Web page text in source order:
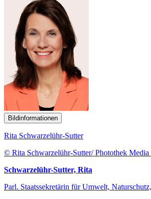
Bildinformationen
Rita Schwarzelühr-Sutter
© Rita Schwarzelühr-Sutter/ Photothek Media
Schwarzelühr-Sutter, Rita
Parl. Staatssekretärin für Umwelt,